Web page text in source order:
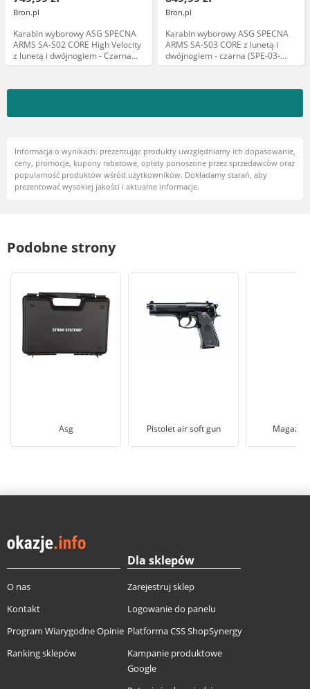
Bron.pl
Karabin wyborowy ASG SPECNA
ARMS SA-S02 CORE High Velocity
z lunetą i dwójnogiem - Czarna
(SPE-03-031095)
Bron.pl
Karabin wyborowy ASG SPECNA
ARMS SA-S03 CORE z lunetą i
dwójnogiem - czarna (SPE-03-
026059)
Informacja o wynikach: prezentując produkty uwzględniamy ich dopasowanie,
ceny, promocje, kupony rabatowe, opłaty ponoszone przez sprzedawców oraz
popularność produktów wśród użytkowników. Dokładamy starań, aby
prezentować wysokiej jakości i aktualne informacje.
Podobne strony
Asg Pistolet air soft gun
O nas
Kontakt
Program Wiarygodne Opinie
Ranking sklepów
Dla sklepów
Zarejestruj sklep
Logowanie do panelu
Platforma CSS ShopSynergy
Kampanie produktowe
Google